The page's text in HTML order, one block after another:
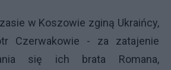
w Koszowie zginą Ukraińcy,
Czerwakowie - za zatajenie
się ich brata Romana,